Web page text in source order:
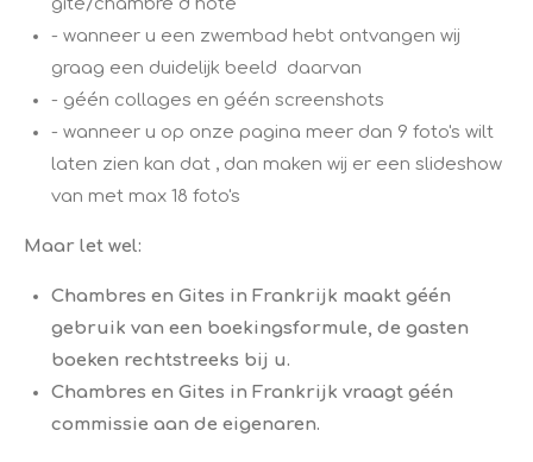
- wanneer u een zwembad hebt ontvangen wij
graag een duidelijk beeld daarvan
- géén collages en géén screenshots
- wanneer u op onze pagina meer dan 9 foto's wilt
laten zien kan dat , dan maken wij er een slideshow
van met max 18 foto's
​​Maar let wel: ​
Chambres en Gites in Frankrijk maakt géén
gebruik van een boekingsformule, de gasten
boeken rechtstreeks bij u.
Chambres en Gites in Frankrijk vraagt géén
commissie aan de eigenaren.